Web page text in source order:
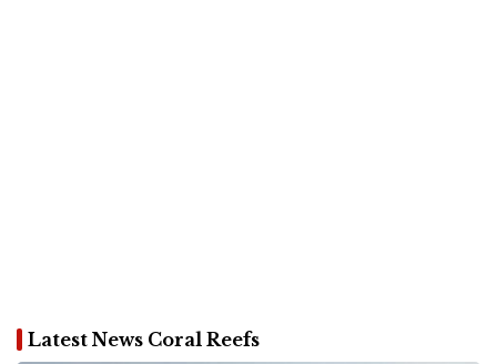
Latest News Coral Reefs